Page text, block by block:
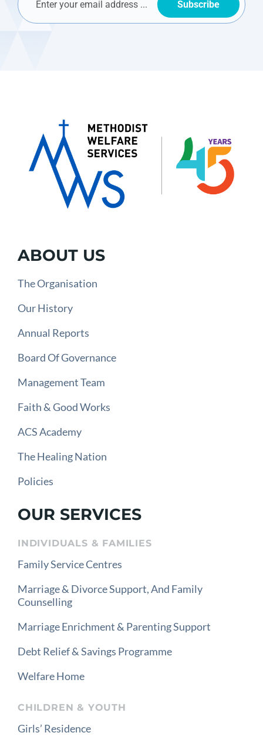
Subscribe
ABOUT US
The Organisation
Our History
Annual Reports
Board Of Governance
Management Team
Faith & Good Works
ACS Academy
The Healing Nation
Policies
OUR SERVICES
INDIVIDUALS & FAMILIES
Family Service Centres
Marriage & Divorce Support, And Family
Counselling
Marriage Enrichment & Parenting Support
Debt Relief & Savings Programme
Welfare Home
CHILDREN & YOUTH
Girls’ Residence